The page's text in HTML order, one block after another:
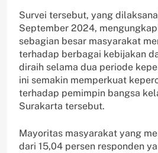
Survei tersebut, yang
September 2024,
sebagian besar masyarakat
terhadap berbagai kebijakan
diraih selama dua periode
ini semakin memperkuat
terhadap pemimpin bangsa
Surakarta tersebut.
Mayoritas masyarakat yang
dari 15,04 persen responden